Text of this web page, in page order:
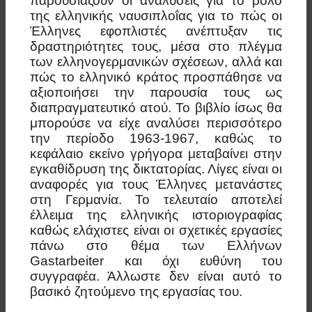
της ελληνικής ναυσιπλοΐας για το πώς οι
Έλληνες εφοπλιστές ανέπτυξαν τις
δραστηριότητες τους, μέσα στο πλέγμα
των ελληνογερμανικών σχέσεων, αλλά και
πώς το ελληνικό κράτος προσπάθησε να
αξιοποιήσει την παρουσία τους ως
διαπραγματευτικό ατού. Το βιβλίο ίσως θα
μπορούσε να είχε αναλύσει περισσότερο
την περίοδο 1963-1967, καθώς το
κεφάλαιο εκείνο γρήγορα μεταβαίνει στην
εγκαθίδρυση της δικτατορίας. Λίγες είναι οι
αναφορές για τους Έλληνες μετανάστες
στη Γερμανία. Το τελευταίο αποτελεί
έλλειμα της ελληνικής ιστοριογραφίας
καθώς ελάχιστες είναι οι σχετικές εργασίες
πάνω στο θέμα των Ελλήνων
Gastarbeiter και όχι ευθύνη του
συγγραφέα. Άλλωστε δεν είναι αυτό το
βασικό ζητούμενο της εργασίας του.